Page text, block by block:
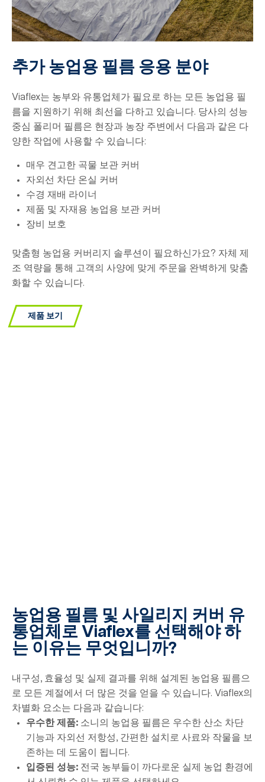
추가 농업용 필름 응용 분야
Viaflex는 농부와 유통업체가 필요로 하는 모든 농업용 필
름을 지원하기 위해 최선을 다하고 있습니다. 당사의 성능
중심 폴리머 필름은 현장과 농장 주변에서 다음과 같은 다
양한 작업에 사용할 수 있습니다:
매우 견고한 곡물 보관 커버
자외선 차단 온실 커버
수경 재배 라이너
제품 및 자재용 농업용 보관 커버
장비 보호
맞춤형 농업용 커버리지 솔루션이 필요하신가요? 자체 제
조 역량을 통해 고객의 사양에 맞게 주문을 완벽하게 맞춤
화할 수 있습니다.
제품 보기
농업용 필름 및 사일리지 커버 유
통업체로 Viaflex를 선택해야 하
는 이유는 무엇입니까?
내구성, 효율성 및 실제 결과를 위해 설계된 농업용 필름으
로 모든 계절에서 더 많은 것을 얻을 수 있습니다. Viaflex의
차별화 요소는 다음과 같습니다:
우수한 제품: 소니의 농업용 필름은 우수한 산소 차단
기능과 자외선 저항성, 간편한 설치로 사료와 작물을 보
존하는 데 도움이 됩니다.
입증된 성능: 전국 농부들이 까다로운 실제 농업 환경에